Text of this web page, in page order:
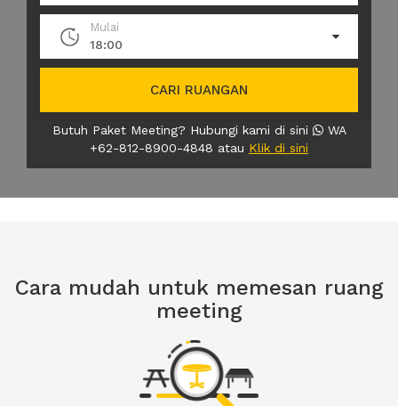
Mulai
18:00
CARI RUANGAN
Butuh Paket Meeting? Hubungi kami di sini
WA
+62-812-8900-4848 atau Klik di sini
Cara mudah untuk memesan ruang
meeting